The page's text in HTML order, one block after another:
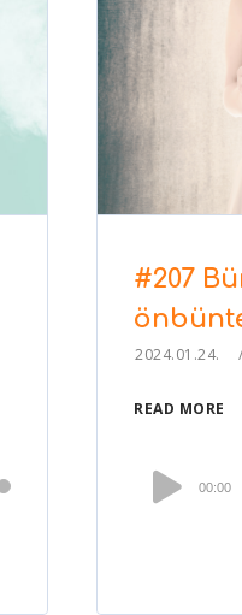
#207
2024.01.24.
READ MORE
Audio
Player
00:00